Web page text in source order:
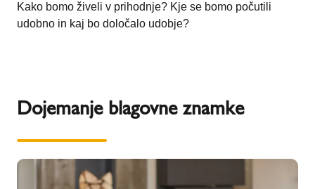
Kako bomo živeli v prihodnje? Kje se bomo počutili
udobno in kaj bo določalo udobje?
Dojemanje blagovne znamke